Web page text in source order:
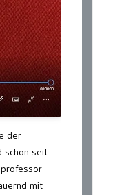
der
schon seit
mit